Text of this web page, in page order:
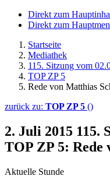
Direkt zum
Direkt zum
Startseite
Mediathek
115. Sitzung vom
TOP ZP 5
Rede von Matthias
zurück zu: TOP ZP 5 ()
2. Juli 2015 115.
TOP ZP 5: Rede
Aktuelle Stunde